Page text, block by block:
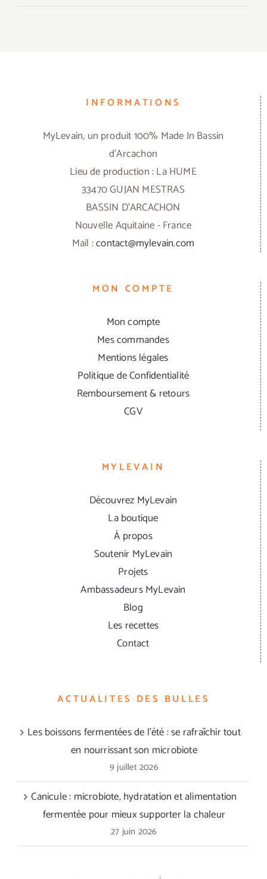
INFORMATIONS
MyLevain, un produit 100% Made In Bassin
d'Arcachon
Lieu de production : La HUME
33470 GUJAN MESTRAS
BASSIN D'ARCACHON
Nouvelle Aquitaine - France
Mail :contact@mylevain.com
MON COMPTE
Mon compte
Mes commandes
Mentions légales
Politique de Confidentialité
Remboursement & retours
CGV
MYLEVAIN
Découvrez MyLevain
La boutique
À propos
Soutenir MyLevain
Projets
Ambassadeurs MyLevain
Blog
Les recettes
Contact
ACTUALITES DES BULLES
Les boissons fermentées de l’été : se rafraîchir tout
en nourrissant son microbiote
9 juillet 2026
Canicule : microbiote, hydratation et alimentation
fermentée pour mieux supporter la chaleur
27 juin 2026